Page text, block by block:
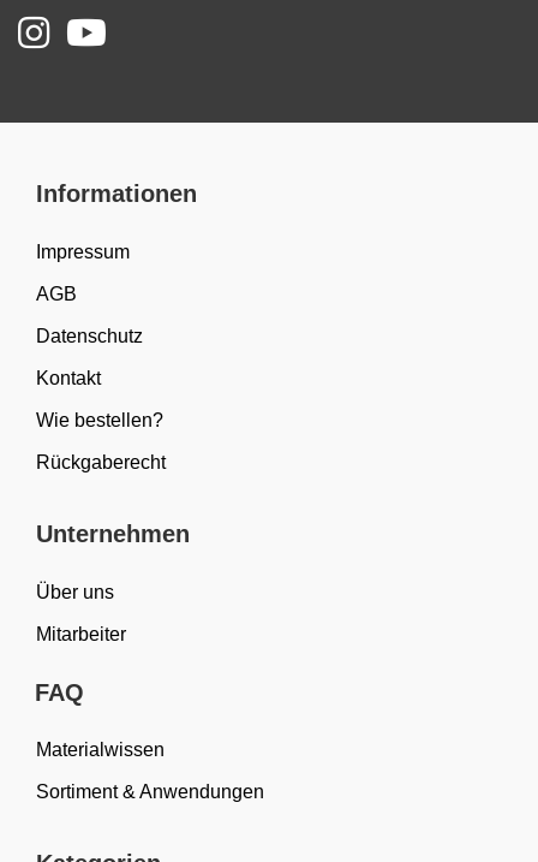
Informationen
Impressum
AGB
Datenschutz
Kontakt
Wie bestellen?
Rückgaberecht
Unternehmen
Über uns
Mitarbeiter
FAQ
Materialwissen
Sortiment & Anwendungen